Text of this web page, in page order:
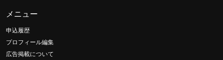
メニュー
申込履歴
プロフィール編集
広告掲載について